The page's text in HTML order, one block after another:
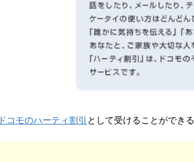
ドコモのハーティ割引 として受けることができ